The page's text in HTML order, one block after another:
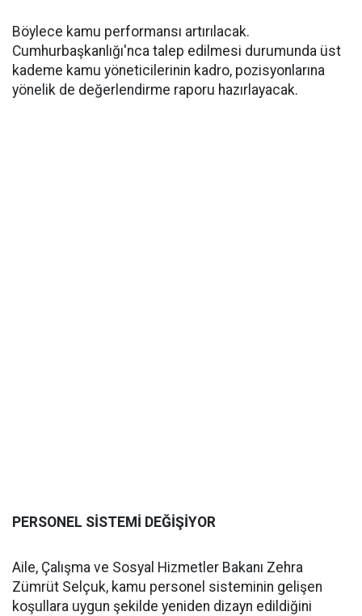
Böylece kamu performansı artırılacak.
Cumhurbaşkanlığı'nca talep edilmesi durumunda üst
kademe kamu yöneticilerinin kadro, pozisyonlarına
yönelik de değerlendirme raporu hazırlayacak.
PERSONEL SİSTEMİ DEĞİŞİYOR
Aile, Çalışma ve Sosyal Hizmetler Bakanı Zehra
Zümrüt Selçuk, kamu personel sisteminin gelişen
koşullara uygun şekilde yeniden dizayn edildiğini